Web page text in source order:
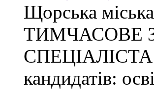
Щорська
ТИМЧАСОВЕ
кандидатів: